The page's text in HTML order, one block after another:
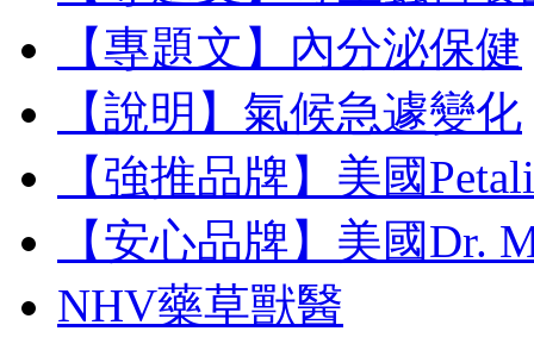
【專題文】內分泌保健
【說明】氣候急遽變化
【強推品牌】美國
【安心品牌】美國Dr.
NHV藥草獸醫